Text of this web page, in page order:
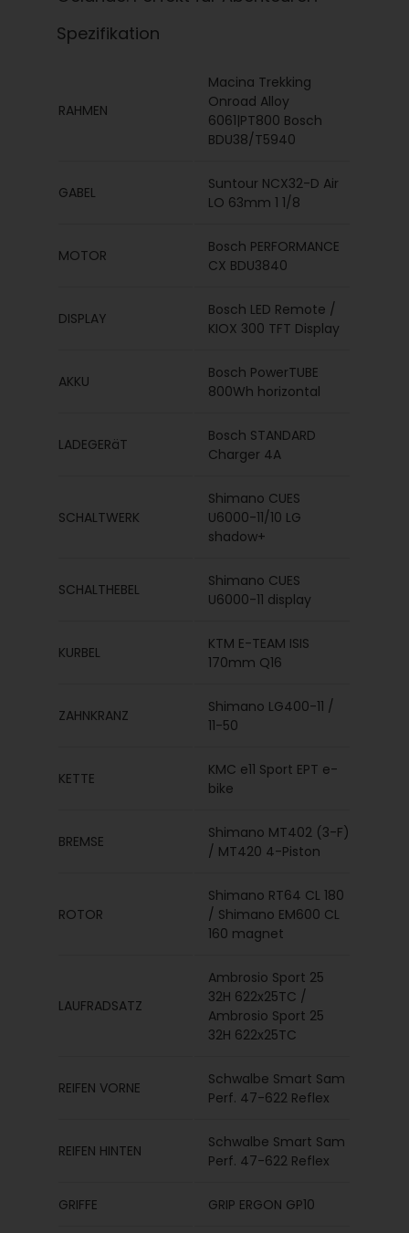
Spezifikation
RAHMEN
Macina Trekking
Onroad Alloy
6061|PT800 Bosch
BDU38/T5940
GABEL
Suntour NCX32-D Air
LO 63mm 1 1/8
MOTOR
Bosch PERFORMANCE
CX BDU3840
DISPLAY
Bosch LED Remote /
KIOX 300 TFT Display
AKKU
Bosch PowerTUBE
800Wh horizontal
LADEGERäT
Bosch STANDARD
Charger 4A
SCHALTWERK
Shimano CUES
U6000-11/10 LG
shadow+
SCHALTHEBEL
Shimano CUES
U6000-11 display
KURBEL
KTM E-TEAM ISIS
170mm Q16
ZAHNKRANZ
Shimano LG400-11 /
11-50
KETTE
KMC e11 Sport EPT e-
bike
BREMSE
Shimano MT402 (3-F)
/ MT420 4-Piston
ROTOR
Shimano RT64 CL 180
/ Shimano EM600 CL
160 magnet
LAUFRADSATZ
Ambrosio Sport 25
32H 622x25TC /
Ambrosio Sport 25
32H 622x25TC
REIFEN VORNE
Schwalbe Smart Sam
Perf. 47-622 Reflex
REIFEN HINTEN
Schwalbe Smart Sam
Perf. 47-622 Reflex
GRIFFE GRIP ERGON GP10